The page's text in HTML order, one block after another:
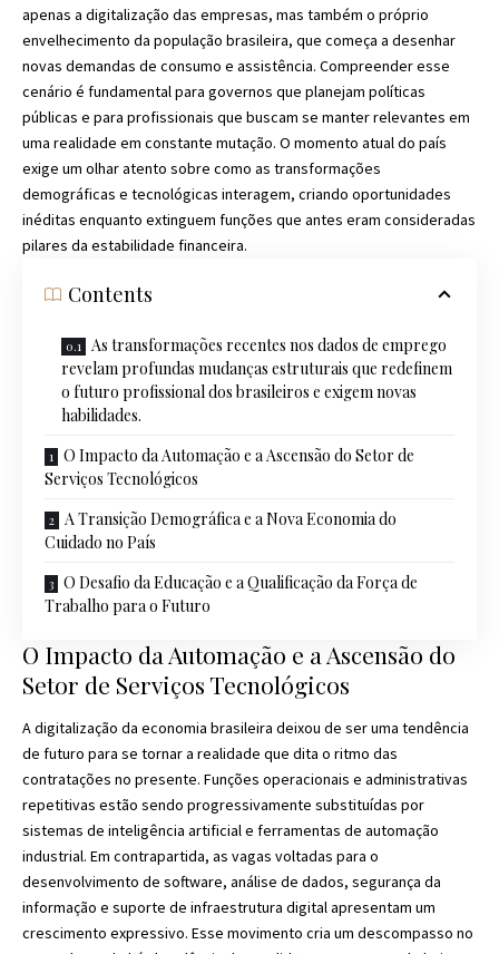
apenas a digitalização das empresas, mas também o próprio
envelhecimento da população brasileira, que começa a desenhar
novas demandas de consumo e assistência. Compreender esse
cenário é fundamental para governos que planejam políticas
públicas e para profissionais que buscam se manter relevantes em
uma realidade em constante mutação. O momento atual do país
exige um olhar atento sobre como as transformações
demográficas e tecnológicas interagem, criando oportunidades
inéditas enquanto extinguem funções que antes eram consideradas
pilares da estabilidade financeira.
Contents
As transformações recentes nos dados de emprego
revelam profundas mudanças estruturais que redefinem
o futuro profissional dos brasileiros e exigem novas
habilidades.
O Impacto da Automação e a Ascensão do Setor de
Serviços Tecnológicos
A Transição Demográfica e a Nova Economia do
Cuidado no País
O Desafio da Educação e a Qualificação da Força de
Trabalho para o Futuro
O Impacto da Automação e a Ascensão do
Setor de Serviços Tecnológicos
A digitalização da economia brasileira deixou de ser uma tendência
de futuro para se tornar a realidade que dita o ritmo das
contratações no presente. Funções operacionais e administrativas
repetitivas estão sendo progressivamente substituídas por
sistemas de inteligência artificial e ferramentas de automação
industrial. Em contrapartida, as vagas voltadas para o
desenvolvimento de software, análise de dados, segurança da
informação e suporte de infraestrutura digital apresentam um
crescimento expressivo. Esse movimento cria um descompasso no